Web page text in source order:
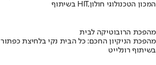
בשיתוף HIT,המכון הטכנולוגי חולון
מהפכת הרובוטיקה לבית
מהפכת הניקיון החכם: כל הבית נקי בלחיצת כפתור
בשיתוף רונלייט